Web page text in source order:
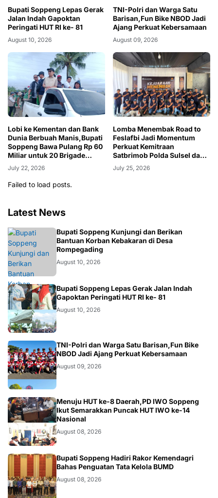
Bupati Soppeng Lepas Gerak
Jalan Indah Gapoktan
Peringati HUT RI ke- 81
August 10, 2026
TNI-Polri dan Warga Satu
Barisan,Fun Bike NBOD Jadi
Ajang Perkuat Kebersamaan
August 09, 2026
Lobi ke Kementan dan Bank
Dunia Berbuah Manis,Bupati
Soppeng Bawa Pulang Rp 60
Miliar untuk 20 Brigade
Pangan Milenial
July 22, 2026
Lomba Menembak Road to
Feslafbi Jadi Momentum
Perkuat Kemitraan
Satbrimob Polda Sulsel dan
BI
July 25, 2026
Failed to load posts.
Latest News
NEWS
Bupati Soppeng Kunjungi dan Berikan
Bantuan Korban Kebakaran di Desa
Rompegading
August 10, 2026
NEWS
Bupati Soppeng Lepas Gerak Jalan Indah
Gapoktan Peringati HUT RI ke- 81
August 10, 2026
MAKASSAR
TNI-Polri dan Warga Satu Barisan,Fun Bike
NBOD Jadi Ajang Perkuat Kebersamaan
August 09, 2026
NEWS
Menuju HUT ke-8 Daerah,PD IWO Soppeng
Ikut Semarakkan Puncak HUT IWO ke-14
Nasional
August 08, 2026
NEWS
Bupati Soppeng Hadiri Rakor Kemendagri
Bahas Penguatan Tata Kelola BUMD
August 08, 2026